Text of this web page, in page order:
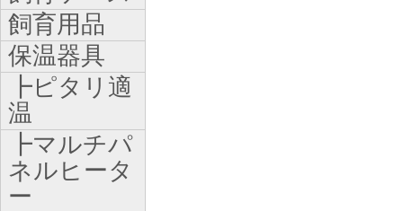
飼育用品
保温器具
┣ピタリ適
温
┣マルチパ
ネルヒータ
ー